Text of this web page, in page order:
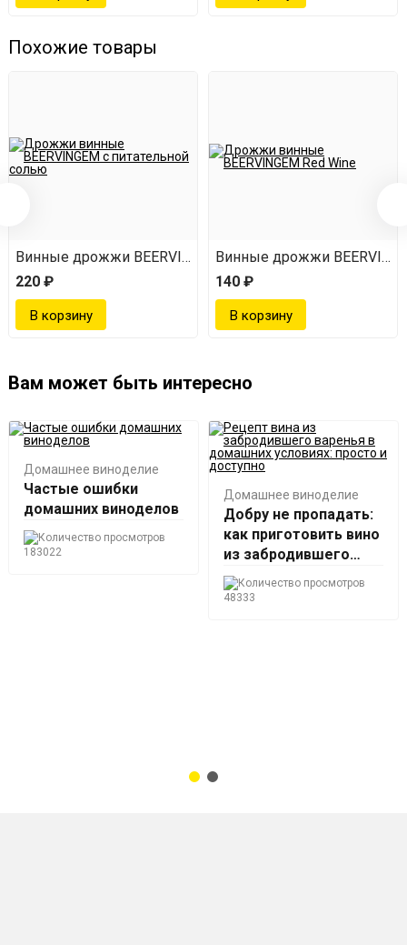
Похожие товары
White Wine
Винные дрожжи BEERVINGEM с питательной солью
220 ₽
Винные дрожжи
140 ₽
Вам может быть интересно
Домашнее виноделие
Частые ошибки
домашних виноделов
183022
Домашнее виноделие
Добру не пропадать:
как приготовить вино
из забродившего
варенья
48333